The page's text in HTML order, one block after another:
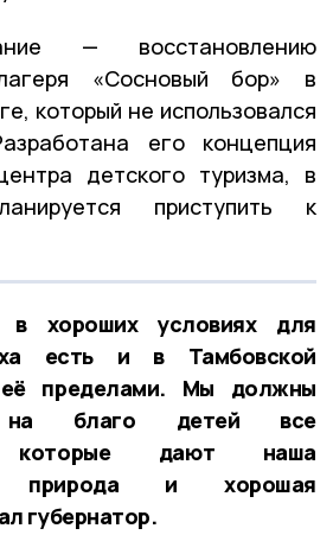
— восстановлению
«Сосновый бор» в
который не использовался
его концепция
детского туризма, в
приступить к
в хороших условиях для
есть и в Тамбовской
пределами. Мы должны
на благо детей все
которые дают наша
природа и хорошая
губернатор.